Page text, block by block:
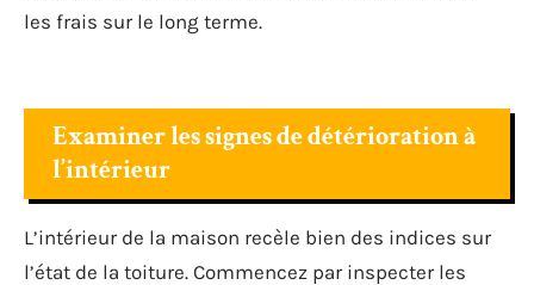
les frais sur le long terme.
Examiner les signes de détérioration à
l’intérieur
L’intérieur de la maison recèle bien des indices sur
l’état de la toiture. Commencez par inspecter les